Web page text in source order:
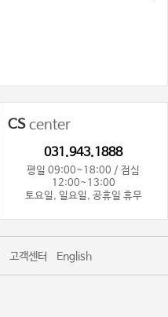
CScenter
031.943.1888
평일 09:00~18:00 / 점심
12:00~13:00
토요일, 일요일, 공휴일 휴무
고객센터 English